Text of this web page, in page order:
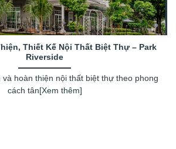
Thiết Kế Nội Thất Biệt Thự – Park
Riverside
và hoàn thiện nội thất biệt thự theo phong
cách tân[Xem thêm]